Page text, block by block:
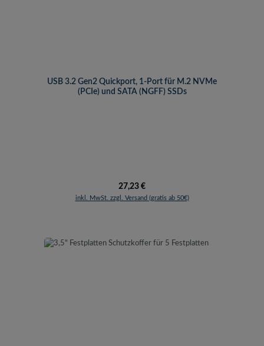
USB 3.2 Gen2 Quickport, 1-Port für M.2 NVMe
(PCIe) und SATA (NGFF) SSDs
Regulärer Preis:
27,23 €
inkl. MwSt. zzgl. Versand (gratis ab 50€)